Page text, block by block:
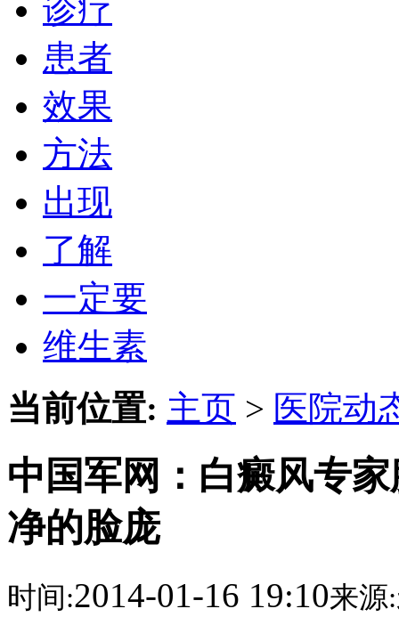
诊疗
患者
效果
方法
出现
了解
一定要
维生素
当前位置: 主页 > 医院动
中国军网：白癜风专
净的脸庞
时间:2014-01-16 19:10来源: